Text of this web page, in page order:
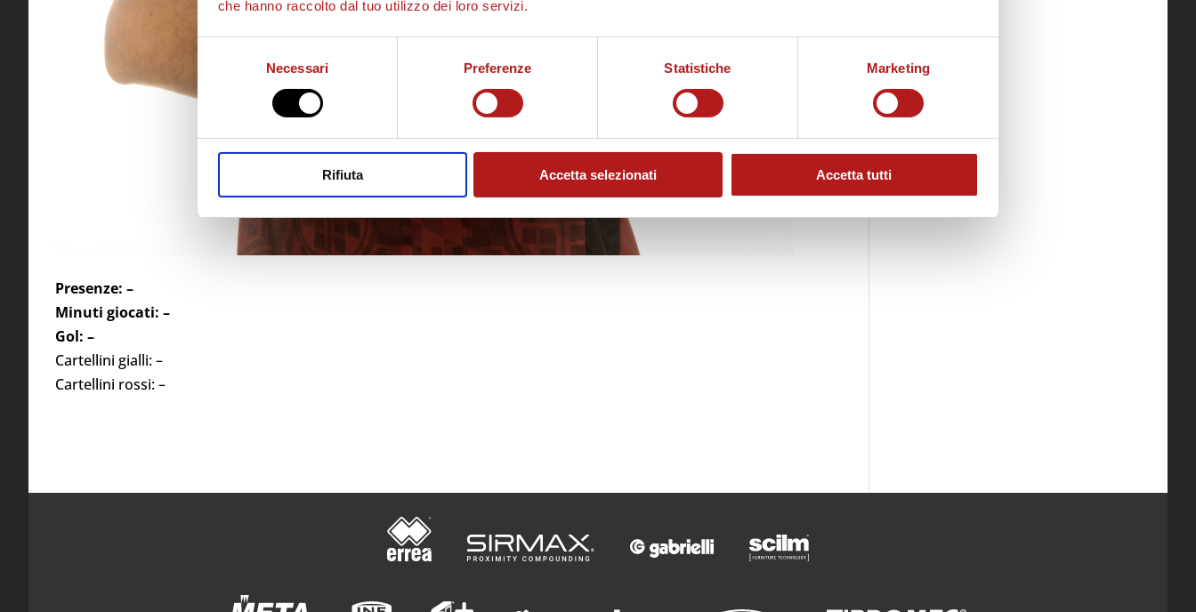
che hanno raccolto dal tuo utilizzo dei loro servizi.
Necessari Preferenze Statistiche Marketing
Rifiuta Accetta selezionati Accetta tutti
Presenze: –
Minuti giocati: –
Gol: –
Cartellini gialli: –
Cartellini rossi: –